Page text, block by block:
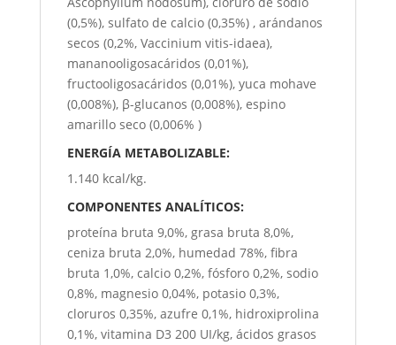
(0,5%), sulfato de calcio (0,35%) , arándanos
secos (0,2%, Vaccinium vitis-idaea),
mananooligosacáridos (0,01%),
fructooligosacáridos (0,01%), yuca mohave
(0,008%), β-glucanos (0,008%), espino
amarillo seco (0,006% )
ENERGÍA METABOLIZABLE:
1.140 kcal/kg.
COMPONENTES ANALÍTICOS:
proteína bruta 9,0%, grasa bruta 8,0%,
ceniza bruta 2,0%, humedad 78%, fibra
bruta 1,0%, calcio 0,2%, fósforo 0,2%, sodio
0,8%, magnesio 0,04%, potasio 0,3%,
cloruros 0,35%, azufre 0,1%, hidroxiprolina
0,1%, vitamina D3 200 UI/kg, ácidos grasos